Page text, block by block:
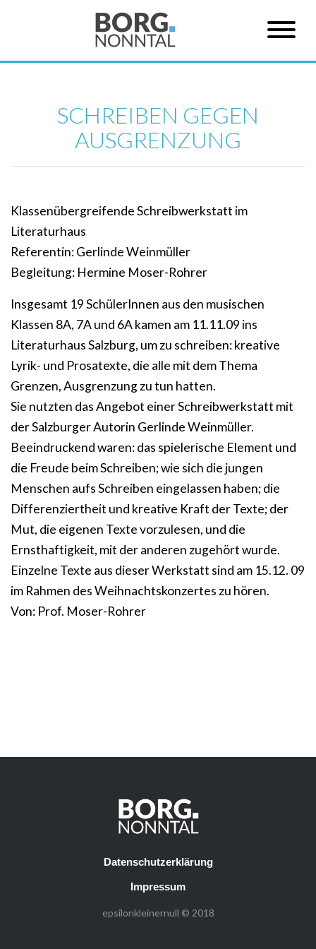
SCHREIBEN GEGEN
AUSGRENZUNG
Klassenübergreifende Schreibwerkstatt im
Literaturhaus
Referentin: Gerlinde Weinmüller
Begleitung: Hermine Moser-Rohrer
Insgesamt 19 SchülerInnen aus den musischen
Klassen 8A, 7A und 6A kamen am 11.11.09 ins
Literaturhaus Salzburg, um zu schreiben: kreative
Lyrik- und Prosatexte, die alle mit dem Thema
Grenzen, Ausgrenzung zu tun hatten.
Sie nutzten das Angebot einer Schreibwerkstatt mit
der Salzburger Autorin Gerlinde Weinmüller.
Beeindruckend waren: das spielerische Element und
die Freude beim Schreiben; wie sich die jungen
Menschen aufs Schreiben eingelassen haben; die
Differenziertheit und kreative Kraft der Texte; der
Mut, die eigenen Texte vorzulesen, und die
Ernsthaftigkeit, mit der anderen zugehört wurde.
Einzelne Texte aus dieser Werkstatt sind am 15.12. 09
im Rahmen des Weihnachtskonzertes zu hören.
Von: Prof. Moser-Rohrer
Datenschutzerklärung
Impressum
epsilonkleinernull © 2018